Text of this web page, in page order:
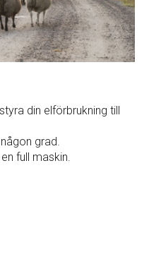
din elförbrukning till
grad.
full maskin.